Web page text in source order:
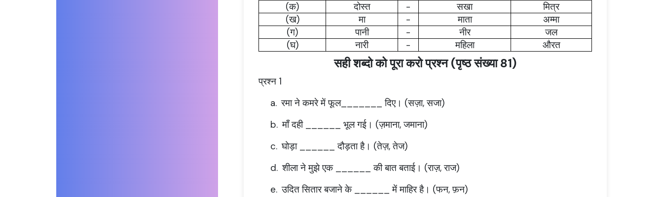
(क) दोस्त - सखा
मित्र
(ख) मा - माता
अम्मा
(ग) पानी - नीर
जल
(घ) नारी - महिला औरत
सही शब्दो को पूरा करो प्रश्न (पृष्ठ संख्या 81)
प्रश्न 1
a. रमा ने कमरे में फूल_______ दिए। (सज़ा, सजा)
b. माँ दही ______ भूल गई। (ज़माना, जमाना)
c. घोड़ा ______ दौड़ता है। (तेज़, तेज)
d. शीला ने मुझे एक ______ की बात बताई। (राज़, राज)
e. उदित सितार बजाने के ______ में माहिर है। (फन, फ़न)